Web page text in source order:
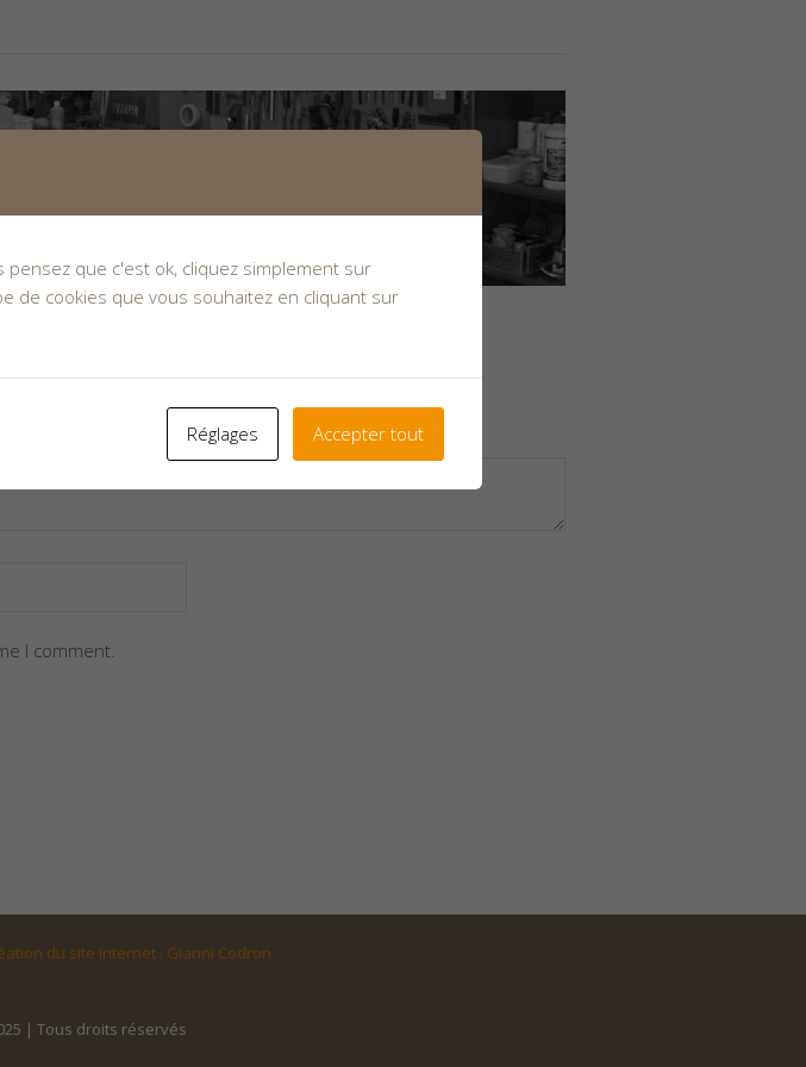
I comment.
du site Internet : Gianni Codron
| Tous droits réservés
pensez que c'est ok, cliquez simplement sur
de cookies que vous souhaitez en cliquant sur
Réglages Accepter tout